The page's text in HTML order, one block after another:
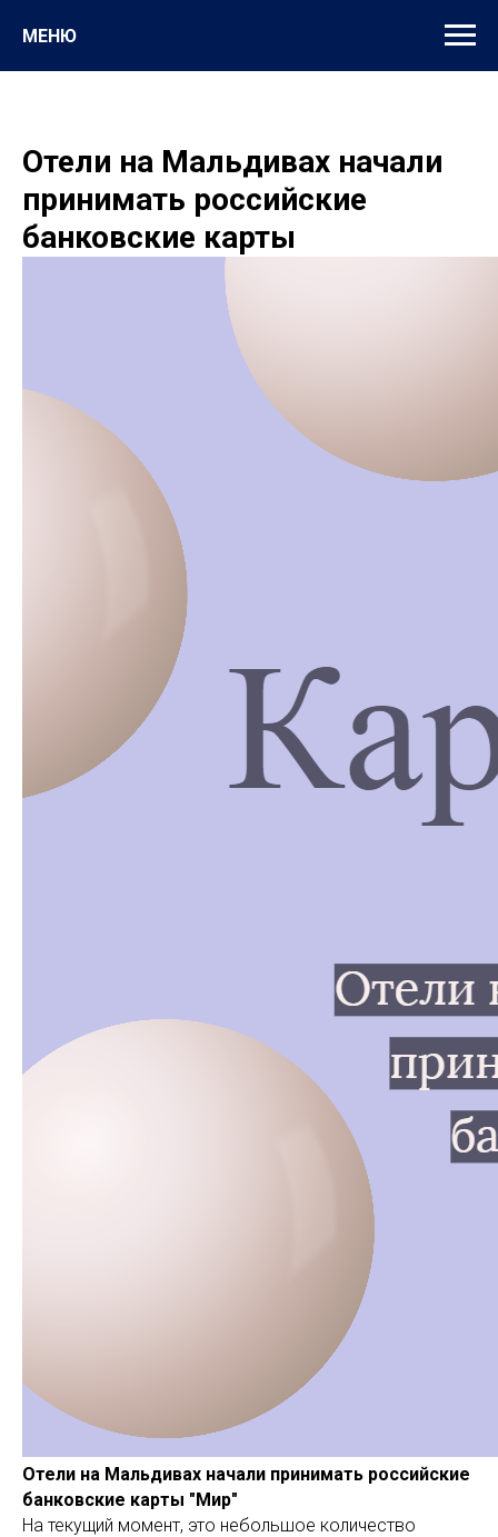
МЕНЮ
Отели на Мальдивах начали
принимать российские
банковские карты
Отели на Мальдивах начали принимать российские
банковские карты "Мир"
На текущий момент, это небольшое количество